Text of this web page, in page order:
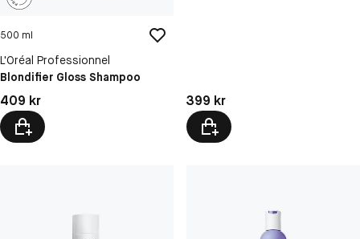
500 ml
L'Oréal Professionnel
Blondifier Gloss Shampoo
Pris: 409 kr
409 kr Pris: 399 kr
399 kr